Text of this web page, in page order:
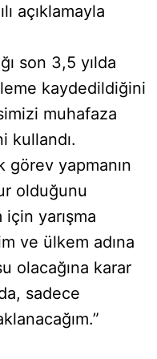
açıklamayla
son 3,5 yılda
kaydedildiğini
muhafaza
kullandı.
görev yapmanın
olduğunu
yarışma
ve ülkem adına
olacağına karar
sadece